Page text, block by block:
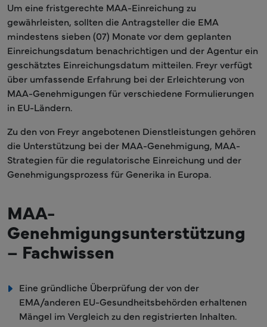
Um eine fristgerechte MAA-Einreichung zu
gewährleisten, sollten die Antragsteller die EMA
mindestens sieben (07) Monate vor dem geplanten
Einreichungsdatum benachrichtigen und der Agentur ein
geschätztes Einreichungsdatum mitteilen. Freyr verfügt
über umfassende Erfahrung bei der Erleichterung von
MAA-Genehmigungen für verschiedene Formulierungen
in EU-Ländern.
Zu den von Freyr angebotenen Dienstleistungen gehören
die Unterstützung bei der MAA-Genehmigung, MAA-
Strategien für die regulatorische Einreichung und der
Genehmigungsprozess für Generika in Europa.
MAA-
Genehmigungsunterstützung
– Fachwissen
Eine gründliche Überprüfung der von der
EMA/anderen EU-Gesundheitsbehörden erhaltenen
Mängel im Vergleich zu den registrierten Inhalten.